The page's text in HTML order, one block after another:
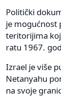
Politički
je mogućnost
teritorijima
ratu 1967.
Izrael je više
Netanyahu
na svoje